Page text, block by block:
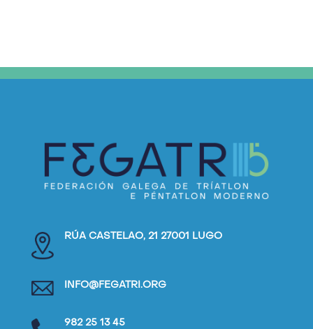
RÚA CASTELAO, 21 27001 LUGO
INFO@FEGATRI.ORG
982 25 13 45